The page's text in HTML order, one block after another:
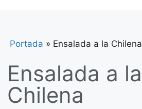
Portada » Ensalada a la Chilena
Ensalada a la
Chilena